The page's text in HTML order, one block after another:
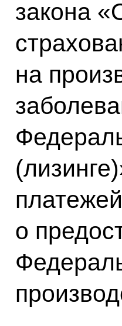
закона
на
о